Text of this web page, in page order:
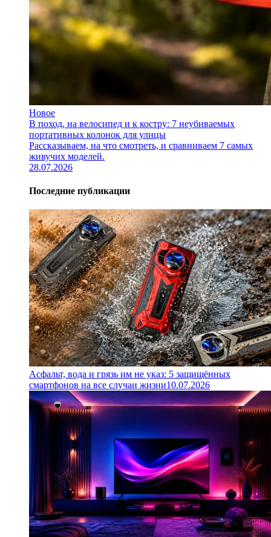
Новое
В поход, на велосипед и к костру: 7 неубиваемых
портативных колонок для улицы
Рассказываем, на что смотреть, и сравниваем 7 самых
живучих моделей.
28.07.2026
Последние публикации
Асфальт, вода и грязь им не указ: 5 защищённых
смартфонов на все случаи жизни10.07.2026